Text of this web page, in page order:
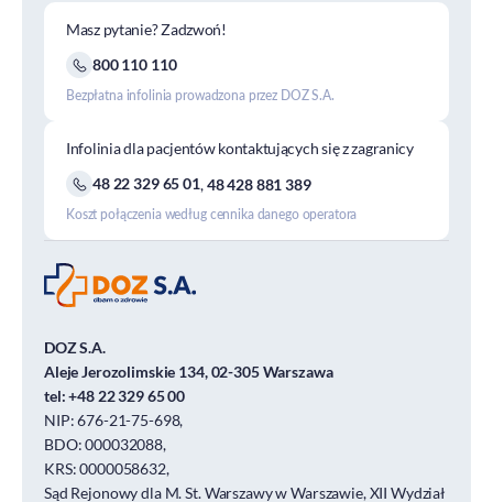
Masz pytanie? Zadzwoń!
800 110 110
Bezpłatna infolinia prowadzona przez DOZ S.A.
Infolinia dla pacjentów kontaktujących się z zagranicy
48 22 329 65 01,48 428 881 389
Koszt połączenia według cennika danego operatora
DOZ S.A.
Aleje Jerozolimskie 134, 02-305 Warszawa
tel:+48 22 329 65 00
NIP: 676-21-75-698,
BDO: 000032088,
KRS: 0000058632,
Sąd Rejonowy dla M. St. Warszawy w Warszawie, XII Wydział